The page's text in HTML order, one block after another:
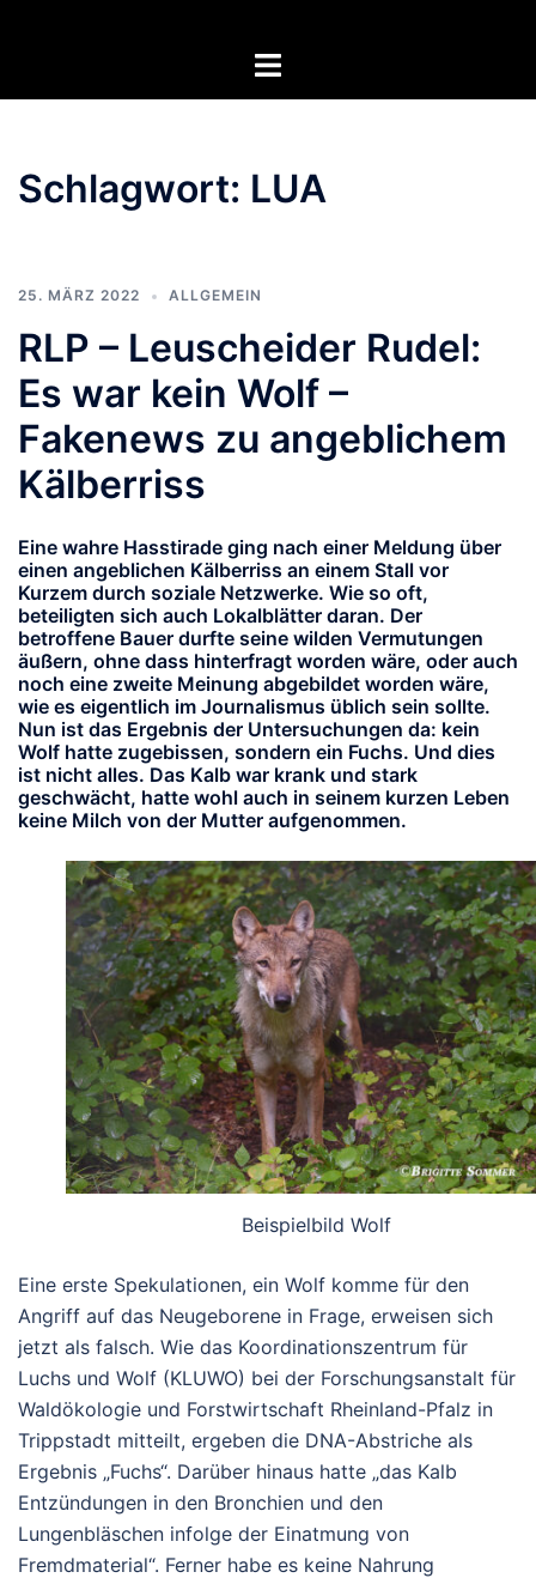
Menü
Schlagwort: LUA
25. MÄRZ 2022 ALLGEMEIN
RLP – Leuscheider Rudel:
Es war kein Wolf –
Fakenews zu angeblichem
Kälberriss
Eine wahre Hasstirade ging nach einer Meldung über
einen angeblichen Kälberriss an einem Stall vor
Kurzem durch soziale Netzwerke. Wie so oft,
beteiligten sich auch Lokalblätter daran. Der
betroffene Bauer durfte seine wilden Vermutungen
äußern, ohne dass hinterfragt worden wäre, oder auch
noch eine zweite Meinung abgebildet worden wäre,
wie es eigentlich im Journalismus üblich sein sollte.
Nun ist das Ergebnis der Untersuchungen da: kein
Wolf hatte zugebissen, sondern ein Fuchs. Und dies
ist nicht alles. Das Kalb war krank und stark
geschwächt, hatte wohl auch in seinem kurzen Leben
keine Milch von der Mutter aufgenommen.
Beispielbild Wolf
Eine erste Spekulationen, ein Wolf komme für den
Angriff auf das Neugeborene in Frage, erweisen sich
jetzt als falsch. Wie das Koordinationszentrum für
Luchs und Wolf (KLUWO) bei der Forschungsanstalt für
Waldökologie und Forstwirtschaft Rheinland-Pfalz in
Trippstadt mitteilt, ergeben die DNA-Abstriche als
Ergebnis „Fuchs“. Darüber hinaus hatte „das Kalb
Entzündungen in den Bronchien und den
Lungenbläschen infolge der Einatmung von
Fremdmaterial“. Ferner habe es keine Nahrung